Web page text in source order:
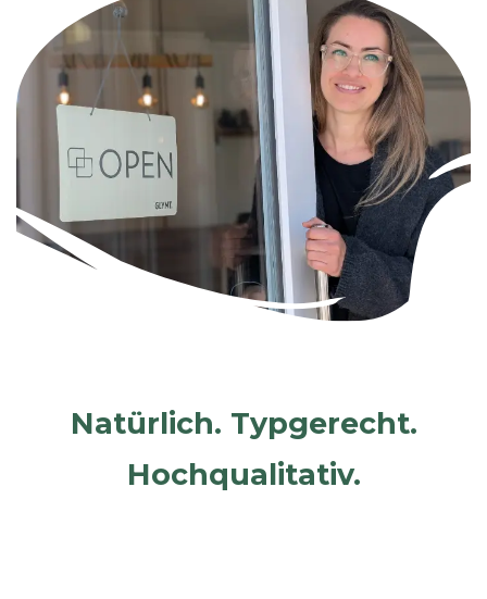
Natürlich. Typgerecht.
Hochqualitativ.